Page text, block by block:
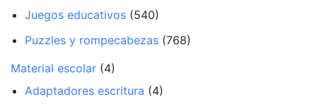
Juegos educativos (540)
Puzzles y rompecabezas (768)
Material escolar (4)
Adaptadores escritura (4)